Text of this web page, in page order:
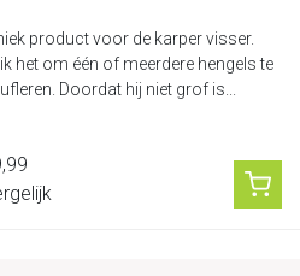
product voor de karper visser.
het om één of meerdere hengels te
Doordat hij niet grof is...